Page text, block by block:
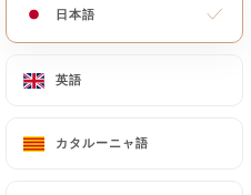
日本語
英語
カタルーニャ語
日本語
英語
カタルーニャ語